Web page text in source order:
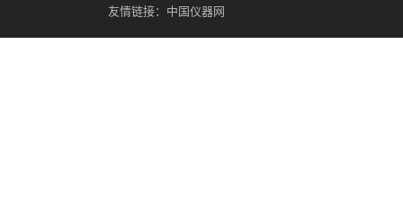
友情链接： 中国仪器网